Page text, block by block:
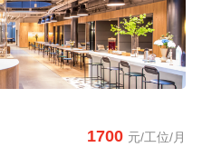
1700 元/工位/月